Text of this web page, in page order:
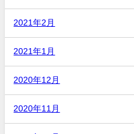
2021年2月
2021年1月
2020年12月
2020年11月